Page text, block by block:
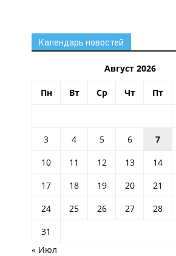
Календарь новостей
Август 2026
Пн Вт Ср Чт Пт
3
4 5 6 7
10
11 12 13 14
17
18 19 20 21
24
25 26 27 28
31
« Июл